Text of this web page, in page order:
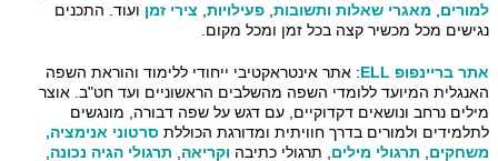
למורים
מאגרי שאלות ותשובות פעילויות צירי זמן ועוד. התכנים
נגישים מכל מכשיר קצה בכל זמן ומכל מקום.
אתר בריינפופ ELL: אתר אינטראקטיבי ייחודי ללימוד והוראת השפה
האנגלית המיועד ללומדי השפה מהשלבים הראשוניים ועד חט"ב. אוצר
מילים נרחב ונושאים דקדוקיים, עם דגש על שפה דבורה, מונגשים
לתלמידים ולמורים בדרך חוויתית ומדורגת הכוללת סרטוני אנימציה,
משחקים
תרגולי מילים , תרגולי כתיבה וקריאה תרגולי הגיה נכונה